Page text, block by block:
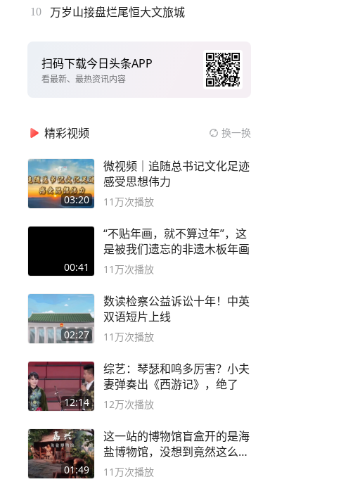
10 万岁山接盘烂尾恒大文旅城
扫码下载今日头条APP
看最新、最热资讯内容
精彩视频 换一换
03:20
微视频｜追随总书记文化足迹
感受思想伟力
11万次播放
00:41
“不贴年画，就不算过年”，这
是被我们遗忘的非遗木板年画
11万次播放
02:27
数读检察公益诉讼十年！中英
双语短片上线
11万次播放
12:14
综艺：琴瑟和鸣多厉害？小夫
妻弹奏出《西游记》，绝了
12万次播放
01:49
这一站的博物馆盲盒开的是海
盐博物馆，没想到竟然这么好
逛！
11万次播放